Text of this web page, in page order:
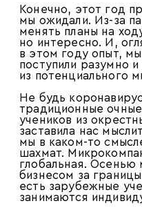
Конечно, этот год
мы ожидали. Из-за
менять планы на
но интересно. И,
в этом году опыт,
поступили разумно
из потенциального
Не будь
традиционные
учеников из
заставила нас
мы в каком-то
шахмат.
глобальная.
бизнесом за
есть зарубежные
занимаются